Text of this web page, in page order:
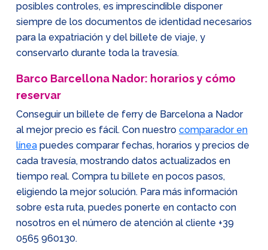
posibles controles, es imprescindible disponer
siempre de los documentos de identidad necesarios
para la expatriación y del billete de viaje, y
conservarlo durante toda la travesía.
Barco Barcellona Nador: horarios y cómo
reservar
Conseguir un billete de ferry de Barcelona a Nador
al mejor precio es fácil. Con nuestro comparador en
línea puedes comparar fechas, horarios y precios de
cada travesía, mostrando datos actualizados en
tiempo real. Compra tu billete en pocos pasos,
eligiendo la mejor solución. Para más información
sobre esta ruta, puedes ponerte en contacto con
nosotros en el número de atención al cliente +39
0565 960130.